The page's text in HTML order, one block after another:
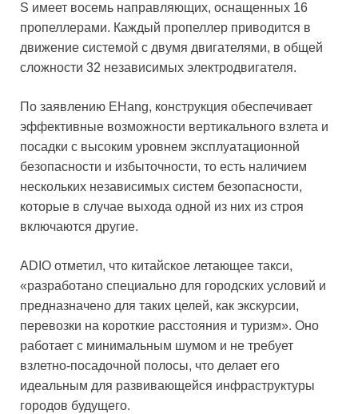
S имеет восемь направляющих, оснащенных 16
пропеллерами. Каждый пропеллер приводится в
движение системой с двумя двигателями, в общей
сложности 32 независимых электродвигателя.
По заявлению EHang, конструкция обеспечивает
эффективные возможности вертикального взлета и
посадки с высоким уровнем эксплуатационной
безопасности и избыточности, то есть наличием
нескольких независимых систем безопасности,
которые в случае выхода одной из них из строя
включаются другие.
ADIO отметил, что китайское летающее такси,
«разработано специально для городских условий и
предназначено для таких целей, как экскурсии,
перевозки на короткие расстояния и туризм». Оно
работает с минимальным шумом и не требует
взлетно-посадочной полосы, что делает его
идеальным для развивающейся инфраструктуры
городов будущего.